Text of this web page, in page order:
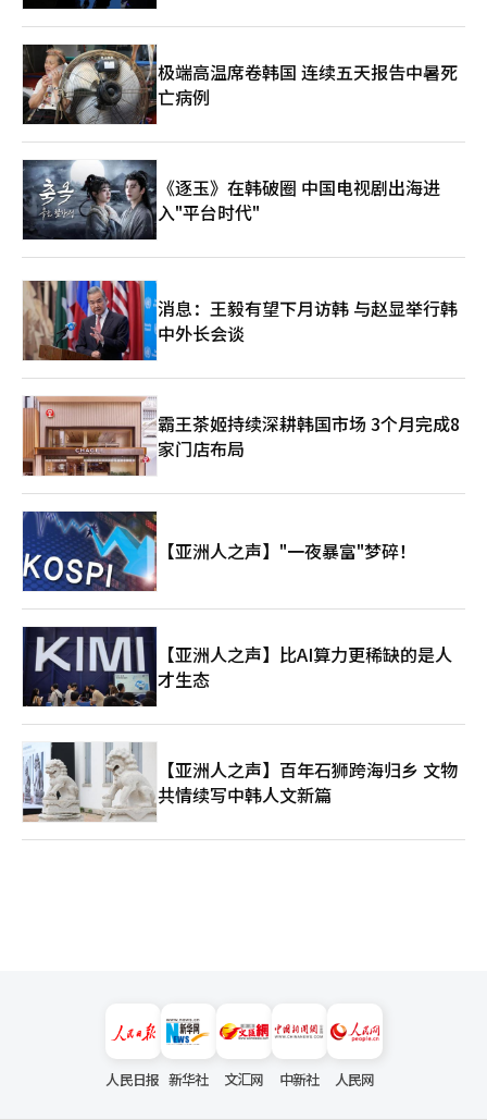
极端高温席卷韩国 连续五天报告中暑死
亡病例
《逐玉》在韩破圈 中国电视剧出海进
入"平台时代"
消息：王毅有望下月访韩 与赵显举行韩
中外长会谈
霸王茶姬持续深耕韩国市场 3个月完成8
家门店布局
【亚洲人之声】"一夜暴富"梦碎！
【亚洲人之声】比AI算力更稀缺的是人
才生态
【亚洲人之声】百年石狮跨海归乡 文物
共情续写中韩人文新篇
人民日报 新华社 文汇网 中新社 人民网